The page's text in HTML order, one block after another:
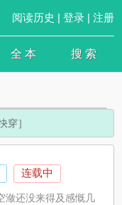
阅读历史 | 登录| 注册
全 本 搜 索
穿］
连载中
潋还没来得及感慨几